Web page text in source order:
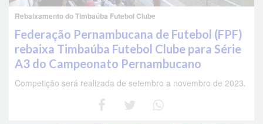
Rebaixamento do Timbaúba Futebol Clube
Federação Pernambucana de Futebol (FPF)
rebaixa Timbaúba Futebol Clube para Série
A3 do Campeonato Pernambucano
Competição será realizada de setembro a novembro de 2023.